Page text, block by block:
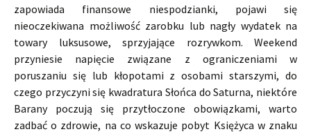
zapowiada finansowe niespodzianki, pojawi się
nieoczekiwana możliwość zarobku lub nagły wydatek na
towary luksusowe, sprzyjające rozrywkom. Weekend
przyniesie napięcie związane z ograniczeniami w
poruszaniu się lub kłopotami z osobami starszymi, do
czego przyczyni się kwadratura Słońca do Saturna, niektóre
Barany poczują się przytłoczone obowiązkami, warto
zadbać o zdrowie, na co wskazuje pobyt Księżyca w znaku